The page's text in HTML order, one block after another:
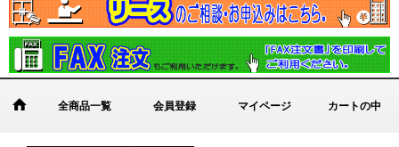
全商品一覧 会員登録 マイページ カートの中